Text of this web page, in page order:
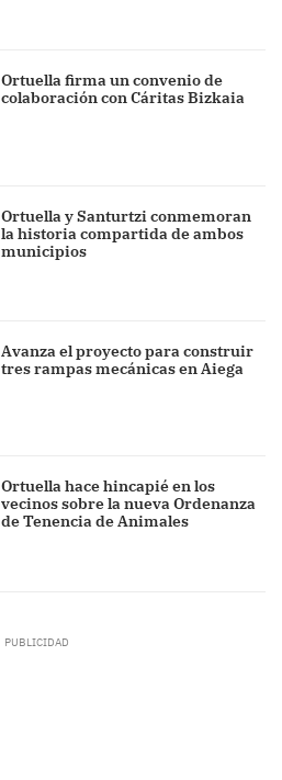
Ortuella firma un convenio de
colaboración con Cáritas Bizkaia
Ortuella y Santurtzi conmemoran
la historia compartida de ambos
municipios
Avanza el proyecto para construir
tres rampas mecánicas en Aiega
Ortuella hace hincapié en los
vecinos sobre la nueva Ordenanza
de Tenencia de Animales